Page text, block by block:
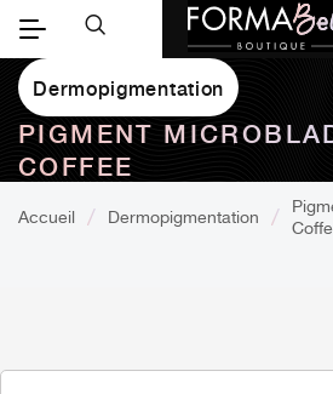
Dermopigmentation
PIGMENT
COFFEE
Accueil Dermopigmentation